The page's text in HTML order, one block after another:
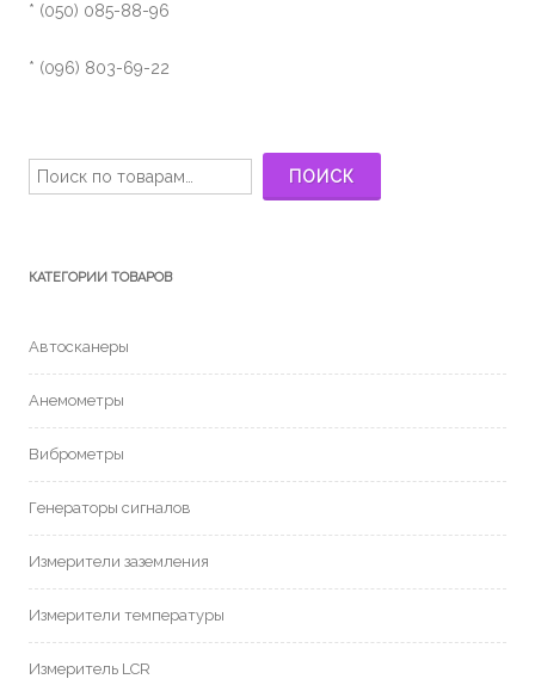
* (050) 085-88-96
* (096) 803-69-22
ПОИСК
КАТЕГОРИИ ТОВАРОВ
Автосканеры
Анемометры
Виброметры
Генераторы сигналов
Измерители заземления
Измерители температуры
Измеритель LCR